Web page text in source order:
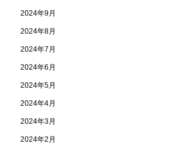
2024年9月
2024年8月
2024年7月
2024年6月
2024年5月
2024年4月
2024年3月
2024年2月